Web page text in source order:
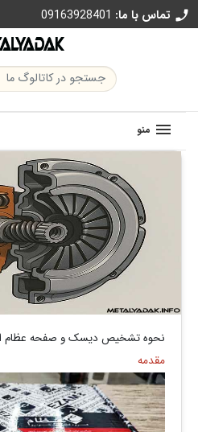
call تماس با ما: 09163928401
منو
نحوه تشخیص دیسک و صفحه عظام
مقدمه